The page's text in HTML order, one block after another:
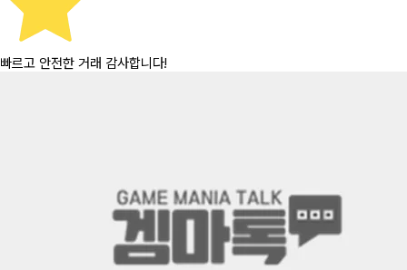
빠르고 안전한 거래 감사합니다!